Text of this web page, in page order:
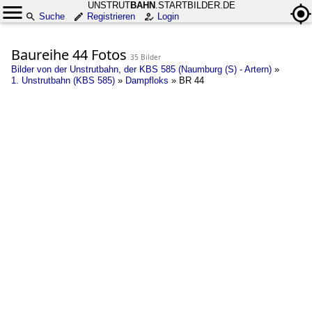
UNSTRUTBAHN .STARTBILDER.DE
Suche
Registrieren Login
Baureihe 44 Fotos 35 Bilder
Bilder von der Unstrutbahn, der KBS 585 (Naumburg (S) - Artern) »
1. Unstrutbahn (KBS 585) » Dampfloks » BR 44